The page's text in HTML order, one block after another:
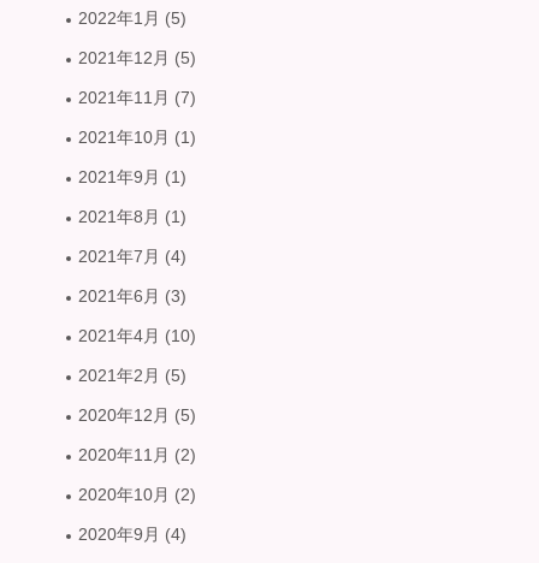
2022年1月 (5)
2021年12月 (5)
2021年11月 (7)
2021年10月 (1)
2021年9月 (1)
2021年8月 (1)
2021年7月 (4)
2021年6月 (3)
2021年4月 (10)
2021年2月 (5)
2020年12月 (5)
2020年11月 (2)
2020年10月 (2)
2020年9月 (4)